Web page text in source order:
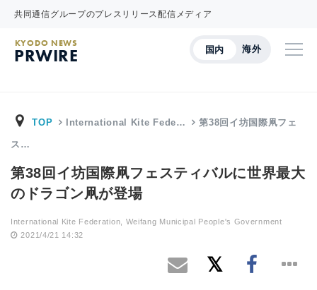
共同通信グループのプレスリリース配信メディア
国内 海外
KYODO NEWS
PRWIRE
TOP International Kite Fede… 第38回イ坊国際凧フェ
ス…
第38回イ坊国際凧フェスティバルに世界最大
のドラゴン凧が登場
International Kite Federation, Weifang Municipal People's Government
2021/4/21 14:32